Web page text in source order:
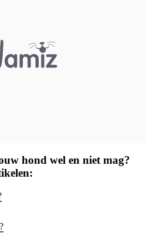
hond wel en niet mag?